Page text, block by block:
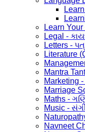
Learn
Legal -
Letters -
Literature
Mantra
Marketing
Marriage
Maths -
Music -
Navneet